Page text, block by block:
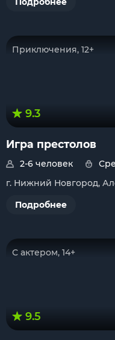
Приключения, 12+
9.3
Игра престолов
2-6 человек
г. Нижний Новгород,
Подробнее
С актером, 14+
9.5